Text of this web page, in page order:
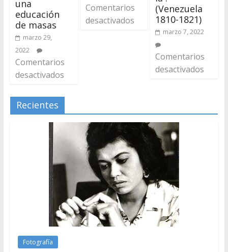
una
educación
de masas
marzo 29,
2022
Comentarios
desactivados
Comentarios
desactivados
(Venezuela
1810-1821)
marzo 7, 2022
Comentarios
desactivados
Recientes
Fotografía